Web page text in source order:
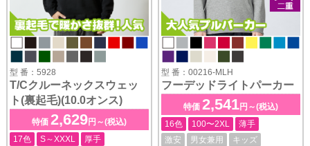
型 番：5928
T/Cクルーネックスウェッ
ト(裏起毛)(10.0オンス)
特価 2,629円～(税込)
17色
S～XXXL
厚手
型 番：00216-MLH
フーデッドライトパーカー
特価 2,541円～(税込)
16色
100〜2XL
薄手
激安
男女兼用
キッズ